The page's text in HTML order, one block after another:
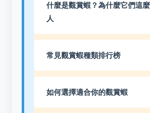
什麼是觀賞蝦？為什麼它們這
人
常見觀賞蝦種類排行榜
如何選擇適合你的觀賞蝦